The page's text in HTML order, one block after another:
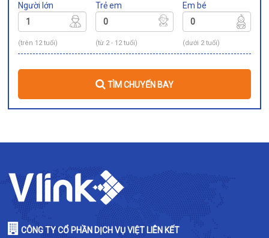
Người lớn
(trên 12 tuổi)
Trẻ em
(từ 2 - 12 tuổi)
Em bé
(dưới 2 tuổi)
TÌM CHUYẾN BAY
CÔNG TY CỔ PHẦN DỊCH VỤ VIỆT LIÊN KẾT